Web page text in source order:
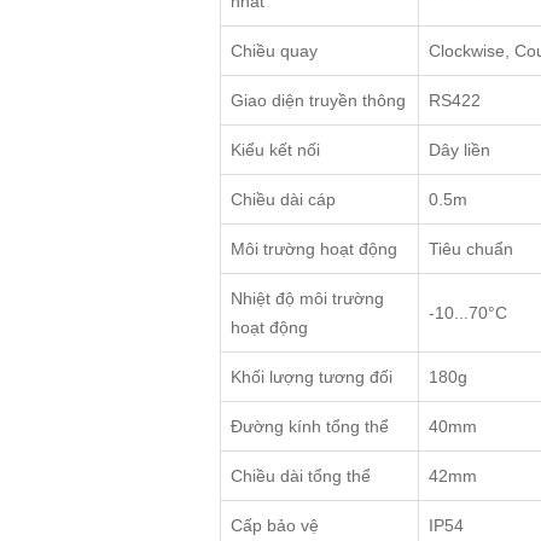
Chiều quay Clockwise,
Giao diện truyền thông RS422
Kiểu kết nối Dây liền
Chiều dài cáp 0.5m
Môi trường hoạt động Tiêu chuẩn
Nhiệt độ môi trường
hoạt động
-10...70°C
Khối lượng tương đối 180g
Đường kính tổng thể 40mm
Chiều dài tổng thể 42mm
Cấp bảo vệ IP54